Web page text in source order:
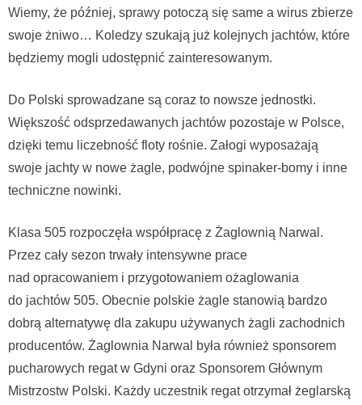
Wiemy, że później, sprawy potoczą się same a wirus zbierze
swoje żniwo… Koledzy szukają już kolejnych jachtów, które
będziemy mogli udostępnić zainteresowanym.
Do Polski sprowadzane są coraz to nowsze jednostki.
Większość odsprzedawanych jachtów pozostaje w Polsce,
dzięki temu liczebność floty rośnie. Załogi wyposażają
swoje jachty w nowe żagle, podwójne spinaker-bomy i inne
techniczne nowinki.
Klasa 505 rozpoczęła współpracę z Żaglownią Narwal.
Przez cały sezon trwały intensywne prace
nad opracowaniem i przygotowaniem ożaglowania
do jachtów 505. Obecnie polskie żagle stanowią bardzo
dobrą alternatywę dla zakupu używanych żagli zachodnich
producentów. Żaglownia Narwal była również sponsorem
pucharowych regat w Gdyni oraz Sponsorem Głównym
Mistrzostw Polski. Każdy uczestnik regat otrzymał żeglarską